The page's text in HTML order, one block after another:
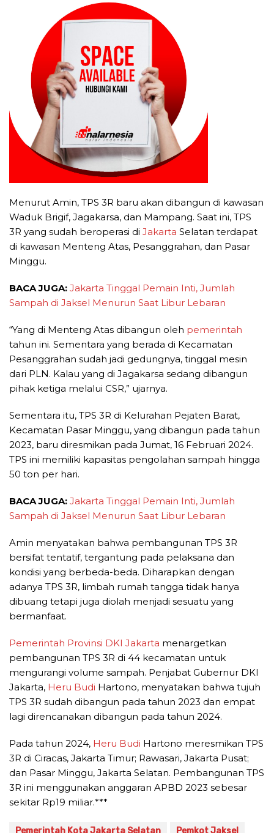
Menurut Amin, TPS 3R baru akan dibangun di kawasan
Waduk Brigif, Jagakarsa, dan Mampang. Saat ini, TPS
3R yang sudah beroperasi di Jakarta Selatan terdapat
di kawasan Menteng Atas, Pesanggrahan, dan Pasar
Minggu.
BACA JUGA: Jakarta Tinggal Pemain Inti, Jumlah
Sampah di Jaksel Menurun Saat Libur Lebaran
“Yang di Menteng Atas dibangun oleh pemerintah
tahun ini. Sementara yang berada di Kecamatan
Pesanggrahan sudah jadi gedungnya, tinggal mesin
dari PLN. Kalau yang di Jagakarsa sedang dibangun
pihak ketiga melalui CSR,” ujarnya.
Sementara itu, TPS 3R di Kelurahan Pejaten Barat,
Kecamatan Pasar Minggu, yang dibangun pada tahun
2023, baru diresmikan pada Jumat, 16 Februari 2024.
TPS ini memiliki kapasitas pengolahan sampah hingga
50 ton per hari.
BACA JUGA: Jakarta Tinggal Pemain Inti, Jumlah
Sampah di Jaksel Menurun Saat Libur Lebaran
Amin menyatakan bahwa pembangunan TPS 3R
bersifat tentatif, tergantung pada pelaksana dan
kondisi yang berbeda-beda. Diharapkan dengan
adanya TPS 3R, limbah rumah tangga tidak hanya
dibuang tetapi juga diolah menjadi sesuatu yang
bermanfaat.
Pemerintah Provinsi DKI Jakarta menargetkan
pembangunan TPS 3R di 44 kecamatan untuk
mengurangi volume sampah. Penjabat Gubernur DKI
Jakarta, Heru Budi Hartono, menyatakan bahwa tujuh
TPS 3R sudah dibangun pada tahun 2023 dan empat
lagi direncanakan dibangun pada tahun 2024.
Pada tahun 2024, Heru Budi Hartono meresmikan TPS
3R di Ciracas, Jakarta Timur; Rawasari, Jakarta Pusat;
dan Pasar Minggu, Jakarta Selatan. Pembangunan TPS
3R ini menggunakan anggaran APBD 2023 sebesar
sekitar Rp19 miliar.***